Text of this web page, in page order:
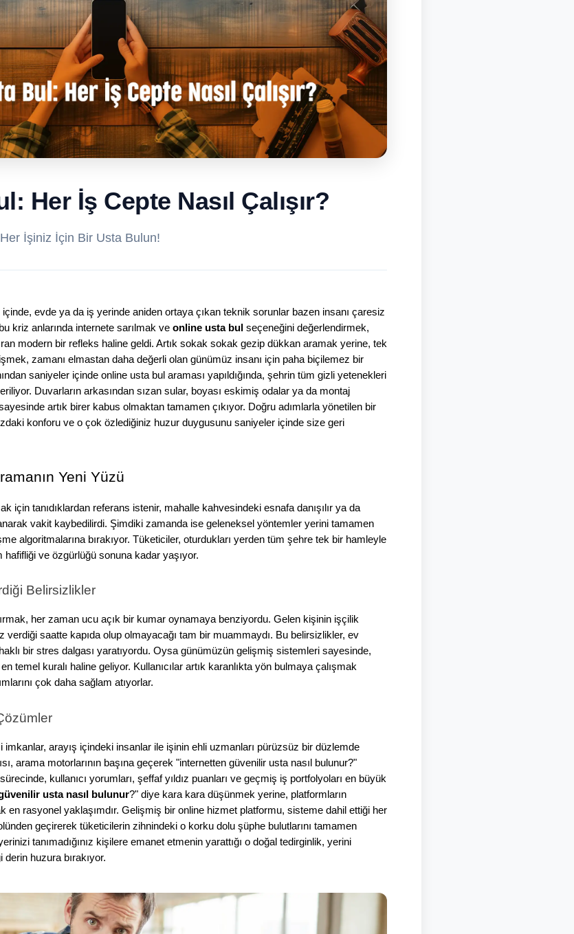
Her İş Cepte Nasıl Çalışır?
İşiniz İçin Bir Usta Bulun!
evde ya da iş yerinde aniden ortaya çıkan teknik sorunlar bazen insanı çaresiz
kriz anlarında internete sarılmak ve online usta bul seçeneğini değerlendirmek,
modern bir refleks haline geldi. Artık sokak sokak gezip dükkan aramak yerine, tek
zamanı elmastan daha değerli olan günümüz insanı için paha biçilemez bir
saniyeler içinde online usta bul araması yapıldığında, şehrin tüm gizli yetenekleri
Duvarların arkasından sızan sular, boyası eskimiş odalar ya da montaj
artık birer kabus olmaktan tamamen çıkıyor. Doğru adımlarla yönetilen bir
konforu ve o çok özlediğiniz huzur duygusunu saniyeler içinde size geri
Yeni Yüzü
için tanıdıklardan referans istenir, mahalle kahvesindeki esnafa danışılır ya da
vakit kaybedilirdi. Şimdiki zamanda ise geleneksel yöntemler yerini tamamen
algoritmalarına bırakıyor. Tüketiciler, oturdukları yerden tüm şehre tek bir hamleyle
ve özgürlüğü sonuna kadar yaşıyor.
Belirsizlikler
her zaman ucu açık bir kumar oynamaya benziyordu. Gelen kişinin işçilik
verdiği saatte kapıda olup olmayacağı tam bir muammaydı. Bu belirsizlikler, ev
bir stres dalgası yaratıyordu. Oysa günümüzün gelişmiş sistemleri sayesinde,
temel kuralı haline geliyor. Kullanıcılar artık karanlıkta yön bulmaya çalışmak
çok daha sağlam atıyorlar.
imkanlar, arayış içindeki insanlar ile işinin ehli uzmanları pürüzsüz bir düzlemde
arama motorlarının başına geçerek "internetten güvenilir usta nasıl bulunur?"
kullanıcı yorumları, şeffaf yıldız puanları ve geçmiş iş portfolyoları en büyük
usta nasıl bulunur?" diye kara kara düşünmek yerine, platformların
en rasyonel yaklaşımdır. Gelişmiş bir online hizmet platformu, sisteme dahil ettiği her
geçirerek tüketicilerin zihnindeki o korku dolu şüphe bulutlarını tamamen
tanımadığınız kişilere emanet etmenin yarattığı o doğal tedirginlik, yerini
derin huzura bırakıyor.